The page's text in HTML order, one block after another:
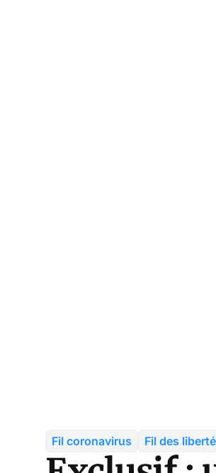
Fil coronavirus Fil des